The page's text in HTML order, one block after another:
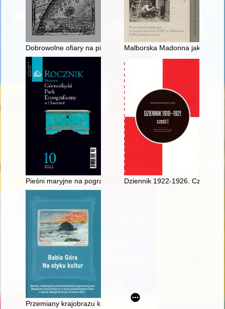
Dobrowolne ofiary na pierwsze potrzeby wojska
Malborska Madonna jako
Pieśni maryjne na pograniczu śląsko-morawskim
Dziennik 1922-1926. Cz. 1
Przemiany krajobrazu kulturowego na Podbabiogórzu i Orawie